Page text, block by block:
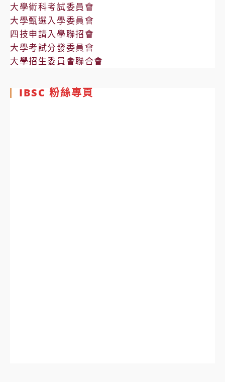
大學術科考試委員會
大學甄選入學委員會
四技申請入學聯招會
大學考試分發委員會
大學招生委員會聯合會
IBSC 粉絲專頁